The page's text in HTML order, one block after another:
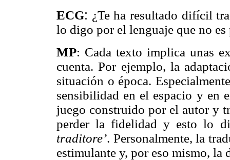
ECG: ¿Te ha resultado difícil
lo digo por el lenguaje que no es
MP: Cada texto implica unas
cuenta. Por ejemplo, la
situación o época.
sensibilidad en el espacio y en
juego construido por el autor y
perder la fidelidad y esto lo
traditore’. Personalmente, la
estimulante y, por eso mismo,